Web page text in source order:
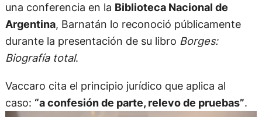
una conferencia en la Biblioteca Nacional de
Argentina, Barnatán lo reconoció públicamente
durante la presentación de su libro Borges:
Biografía total.
Vaccaro cita el principio jurídico que aplica al
caso: “a confesión de parte, relevo de pruebas”.